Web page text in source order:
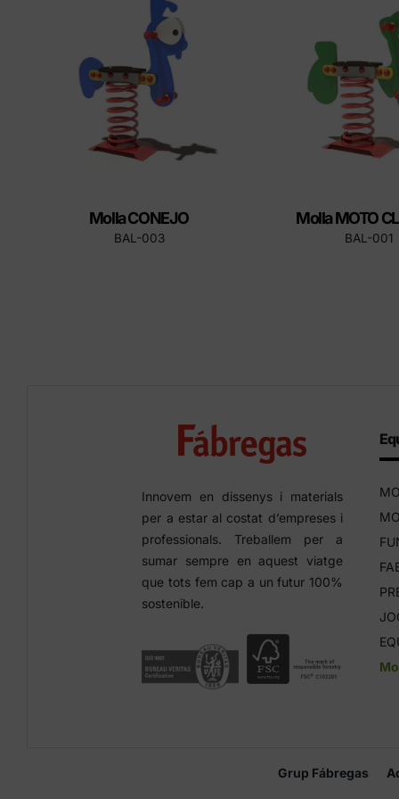
Molla CONEJO
BAL-003
Molla MOTO
BAL-001
Innovem en dissenys i materials
per a estar al costat d’empreses i
professionals. Treballem per a
sumar sempre en aquest viatge
que tots fem cap a un futur 100%
sostenible.
Grup Fábregas